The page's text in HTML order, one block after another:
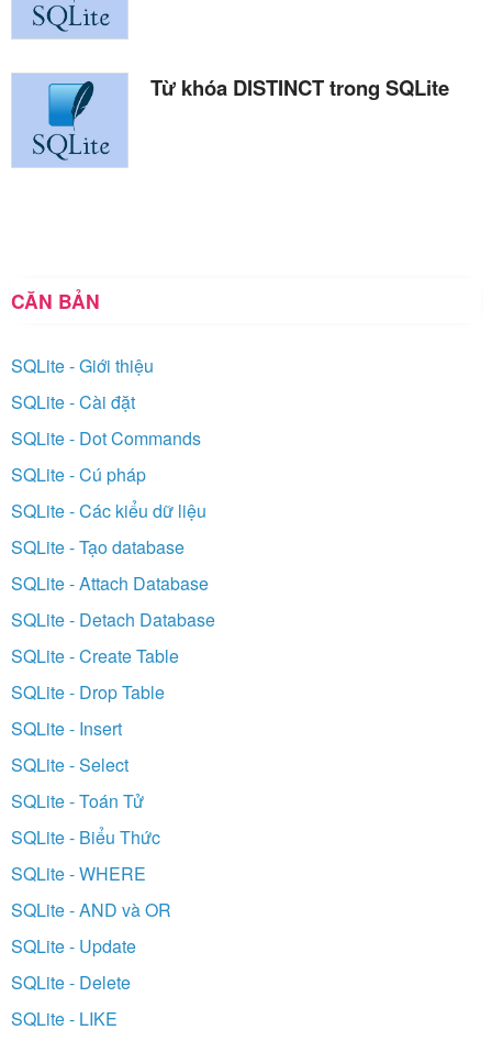
Từ khóa DISTINCT trong SQLite
CĂN BẢN
SQLite - Giới thiệu
SQLite - Cài đặt
SQLite - Dot Commands
SQLite - Cú pháp
SQLite - Các kiểu dữ liệu
SQLite - Tạo database
SQLite - Attach Database
SQLite - Detach Database
SQLite - Create Table
SQLite - Drop Table
SQLite - Insert
SQLite - Select
SQLite - Toán Tử
SQLite - Biểu Thức
SQLite - WHERE
SQLite - AND và OR
SQLite - Update
SQLite - Delete
SQLite - LIKE